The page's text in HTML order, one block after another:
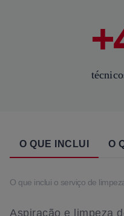
O QUE INCLUI O
O que inclui o serviço de
Aspiração e limpeza